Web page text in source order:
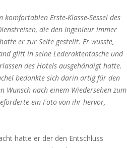
Nr. 25
Nr. 29
Nr. 30
Nr. 31
Nr. 33
Nr. 34
Nr. 35
Nr. 37
Nr. 39
Nr. 40
Nr. 41
Nr. 43
Nr. 44
Nr. 45
Nr. 46
Nr. 47
Nr. 48
Nr. 50
Nr. 51
Nr. 52
Nr. 53
Nr. 55
Nr. 56
Erste-Klasse-Sessel des
die den Ingenieur immer
er zur Seite gestellt. Er wusste,
glitt in seine Lederaktentasche und
des Hotels ausgehändigt hatte.
bedankte sich darin artig für den
nach einem Wiedersehen zum
ein Foto von ihr hervor,
hatte er der den Entschluss